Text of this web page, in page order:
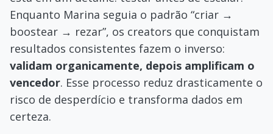
Enquanto Marina seguia o padrão “criar →
boostear → rezar”, os creators que conquistam
resultados consistentes fazem o inverso:
validam organicamente, depois amplificam o
vencedor. Esse processo reduz drasticamente o
risco de desperdício e transforma dados em
certeza.